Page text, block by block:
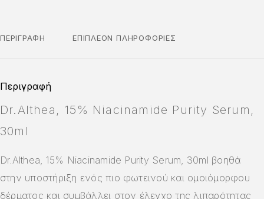
ΠΕΡΙΓΡΑΦΉ ΕΠΙΠΛΈΟΝ ΠΛΗΡΟΦΟΡΊΕΣ
Περιγραφή
Dr.Althea, 15% Niacinamide Purity Serum,
30ml
Dr.Althea, 15% Niacinamide Purity Serum, 30ml βοηθά
στην υποστήριξη ενός πιο φωτεινού και ομοιόμορφου
δέρματος και συμβάλλει στον έλεγχο της λιπαρότητας